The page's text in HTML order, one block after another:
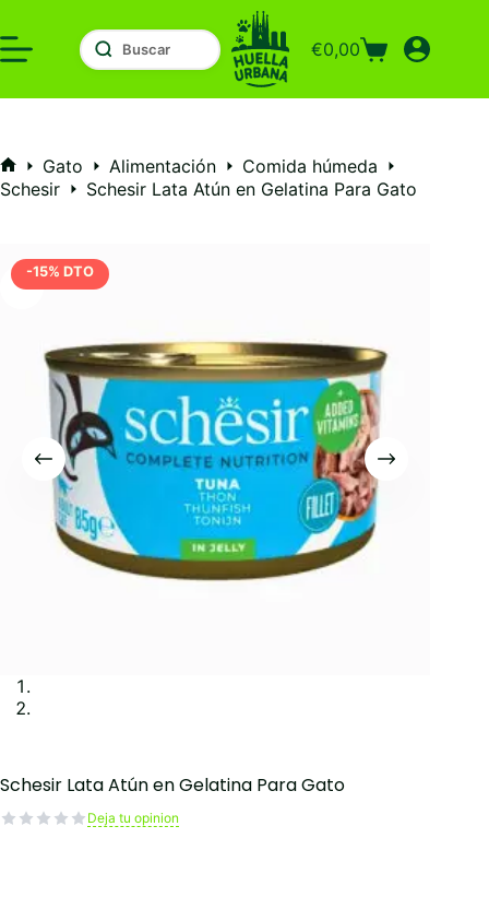
al
contenido
Carro
compra
€0,00
Inicio
Gato Alimentación
Comida húmeda
Schesir
Schesir Lata Atún en Gelatina Para Gato
-15% DTO
Schesir Lata Atún en Gelatina Para Gato
Deja tu opinion